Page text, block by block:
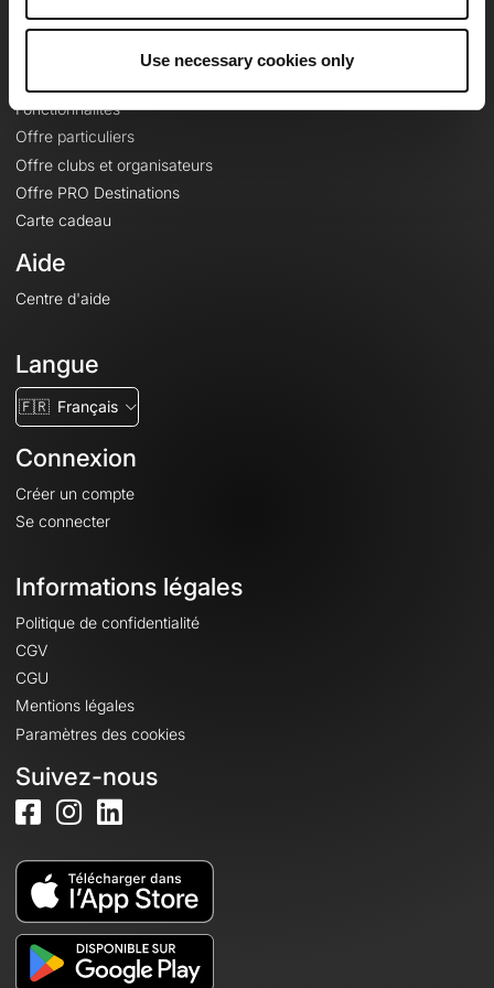
Use necessary cookies only
Fonctionnalités
Offre particuliers
Offre clubs et organisateurs
Offre PRO Destinations
Carte cadeau
Aide
Centre d'aide
Langue
🇫🇷 Français
Connexion
Créer un compte
Se connecter
Informations légales
Politique de confidentialité
CGV
CGU
Mentions légales
Paramètres des cookies
Suivez-nous